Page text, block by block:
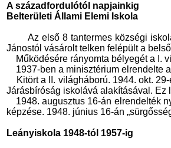
A századfordulótól napjainkig
Belterületi Állami Elemi Iskola
Az első 8 tantermes községi
Jánostól vásárolt telken felépült a
Működésére rányomta bélyegét a I.
1937-ben a minisztérium elrendelte
Kitört a II. világháború. 1944. okt.
Járásbíróság iskolává alakításával. Ez
1948. augusztus 16-án elrendelték
képzése. 1948. június 16-án
Leányiskola 1948-tól 1957-ig